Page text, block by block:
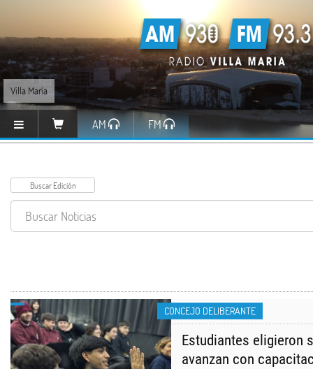
Villa María
AM FM
CONCEJO DELIBERANTE
Estudiantes eligieron
avanzan con